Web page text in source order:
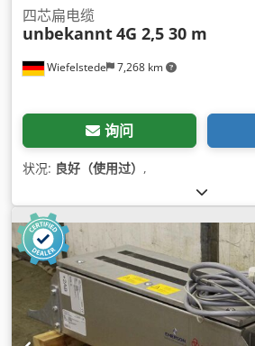
Wiefelstede 7,268 km
四芯扁电缆
unbekannt4G 2,5 30 m
询问
状况: 良好（使用过） ,